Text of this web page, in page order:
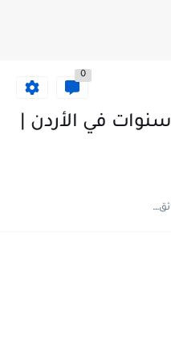
0
وظيفة مبرمج خبرة 3 سنوات في الأردن |